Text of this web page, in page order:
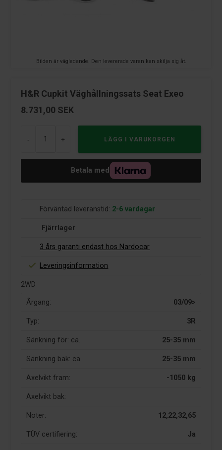
Bilden är vägledande. Den levererade varan kan skilja sig åt.
H&R Cupkit Väghållningssats Seat Exeo
8.731,00 SEK
- +
Betala med
Förväntad leveranstid: 2-6 vardagar
Fjärrlager
3 års garanti endast hos Nardocar
Leveringsinformation
2WD
Årgang: 03/09>
Typ: 3R
Sänkning för: ca. 25-35 mm
Sänkning bak: ca. 25-35 mm
Axelvikt fram: -1050 kg
Axelvikt bak:
Noter: 12,22,32,65
TÜV certifiering: Ja